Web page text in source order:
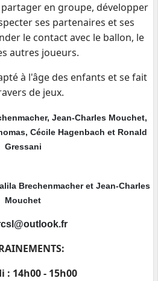
en groupe, développer
ses partenaires et ses
le contact avec le ballon, le
autres joueurs.
à l'âge des enfants et se fait
de jeux.
Jean-Charles Mouchet,
Cécile Hagenbach et Ronald
Gressani
Brechenmacher et Jean-Charles
Mouchet
: 14h00 - 15h00